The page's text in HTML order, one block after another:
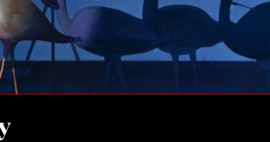
- Accedi al tuo profilo
Nuovo utente
noi
Economici per
lavori in economia